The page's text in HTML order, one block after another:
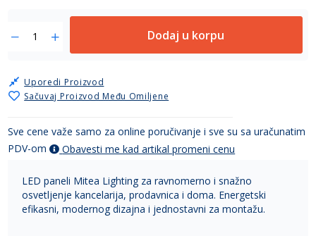
Dodaj u korpu
Sačuvaj Proizvod Među Omiljene
Uporedi Proizvod
Sve cene važe samo za online poručivanje i sve su sa uračunatim
PDV-om
Obavesti me kad artikal promeni cenu
LED paneli Mitea Lighting za ravnomerno i snažno
osvetljenje kancelarija, prodavnica i doma. Energetski
efikasni, modernog dizajna i jednostavni za montažu.